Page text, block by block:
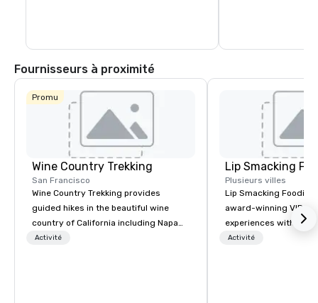
Fournisseurs à proximité
Promu
Wine Country Trekking
San Francisco
Wine Country Trekking provides
guided hikes in the beautiful wine
country of California including Napa
and Sonoma Valleys. These
Activité
Lip Smacking
Plusieurs villes
Lip Smacking Foodie
award-winning VIP
experiences with
restaurants
Activité